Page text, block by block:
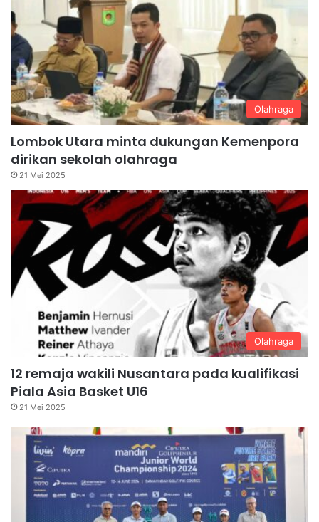
Olahraga
Lombok Utara minta dukungan Kemenpora
dirikan sekolah olahraga
21 Mei 2025
Olahraga
12 remaja wakili Nusantara pada kualifikasi
Piala Asia Basket U16
21 Mei 2025